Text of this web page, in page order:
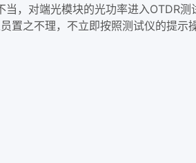
，对端光模块的光功率进入OTDR
置之不理，不立即按照测试仪的提示